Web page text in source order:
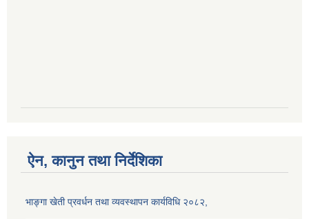
ऐन, कानुन तथा निर्देशिका
भाङ्गा खेती प्रवर्धन तथा व्यवस्थापन कार्यविधि २०८२,